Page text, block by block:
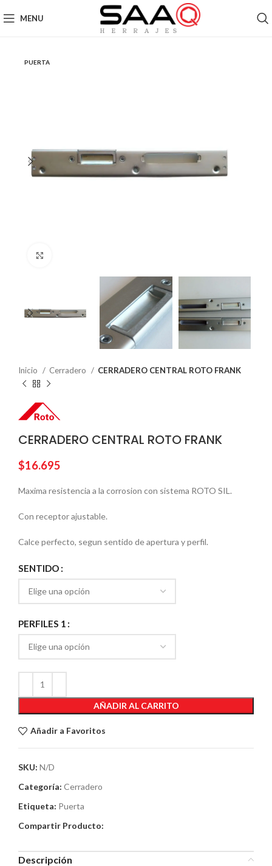
MENU
PUERTA
Inicio Cerradero CERRADERO CENTRAL ROTO FRANK
CERRADERO CENTRAL ROTO FRANK
$16.695
Maxima resistencia a la corrosion con sistema ROTO SIL.
Con receptor ajustable.
Calce perfecto, segun sentido de apertura y perfil.
SENTIDO
PERFILES 1
AÑADIR AL CARRITO
Añadir a Favoritos
SKU: N/D
Categoría: Cerradero
Etiqueta: Puerta
Compartir Producto:
Descripción